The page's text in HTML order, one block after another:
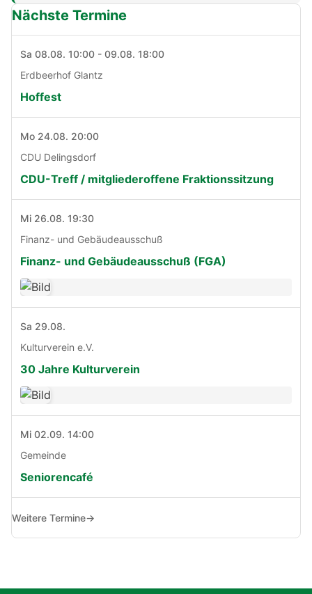
Nächste Termine
Sa 08.08. 10:00 - 09.08. 18:00
Erdbeerhof Glantz
Hoffest
Mo 24.08. 20:00
CDU Delingsdorf
CDU-Treff / mitgliederoffene Fraktionssitzung
Mi 26.08. 19:30
Finanz- und Gebäudeausschuß
Finanz- und Gebäudeausschuß (FGA)
Sa 29.08.
Kulturverein e.V.
30 Jahre Kulturverein
Mi 02.09. 14:00
Gemeinde
Seniorencafé
Weitere Termine→